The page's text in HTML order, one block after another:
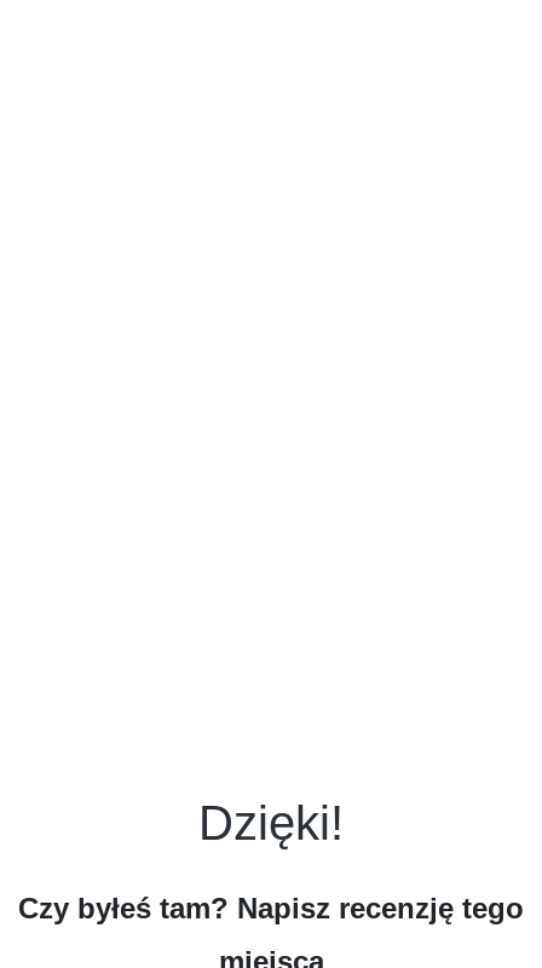
Dzięki!
Czy byłeś tam? Napisz recenzję tego
miejsca